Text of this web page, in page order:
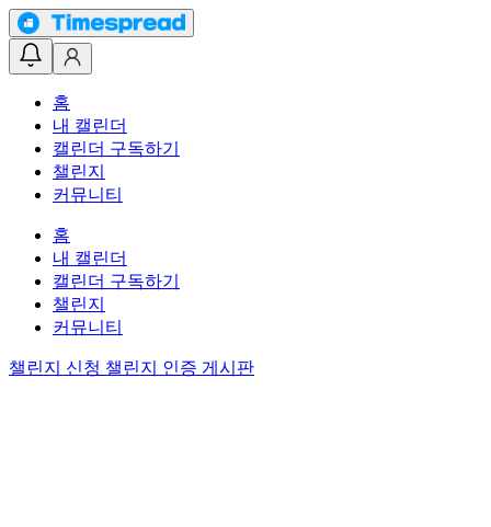
홈
내 캘린더
캘린더 구독하기
챌린지
커뮤니티
홈
내 캘린더
캘린더 구독하기
챌린지
커뮤니티
챌린지 신청 챌린지 인증 게시판